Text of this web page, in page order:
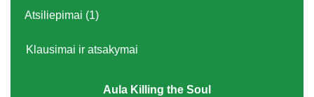
Atsiliepimai (1)
Klausimai ir atsakymai
Aula Killing the Soul